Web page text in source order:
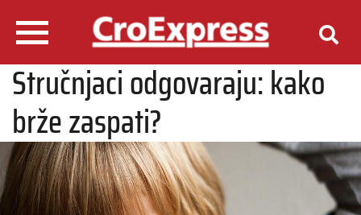
Stručnjaci odgovaraju: kako
brže zaspati?